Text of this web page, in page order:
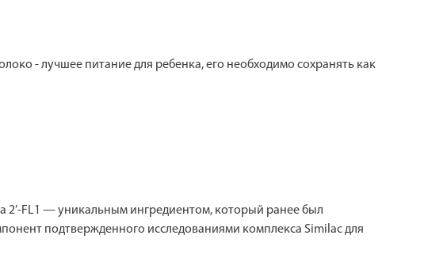
- лучшее питание для ребенка, его необходимо сохранять как
2’-FL1 — уникальным ингредиентом, который ранее был
подтвержденного исследованиями комплекса Similac для